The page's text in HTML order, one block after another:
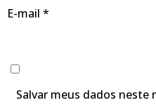
E-mail *
Salvar meus dados neste